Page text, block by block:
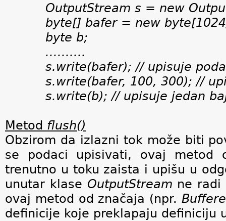
OutputStream s = new
byte[] bafer = new
byte b;
..........
s.write(bafer); // upisuje
s.write(bafer, 100, 300); //
s.write(b); // upisuje jedan
Metod flush()
Obzirom da izlazni tok može biti
se podaci upisivati, ovaj metod
trenutno u toku zaista i upišu u
unutar klase OutputStream ne radi
ovaj metod od značaja (npr.
definicije koje preklapaju definiciju